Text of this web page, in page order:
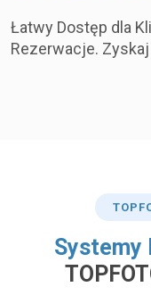
Łatwy Dostęp dla
Rezerwacje.
TOP
​Systemy